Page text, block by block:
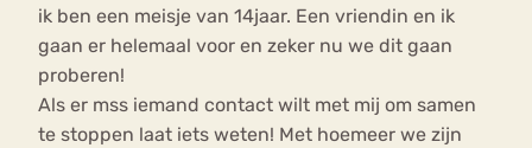
ik ben een meisje van 14jaar. Een vriendin en ik
gaan er helemaal voor en zeker nu we dit gaan
proberen!
Als er mss iemand contact wilt met mij om samen
te stoppen laat iets weten! Met hoemeer we zijn